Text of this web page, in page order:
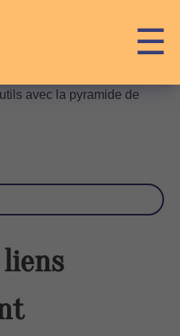
☰
avec la pyramide de